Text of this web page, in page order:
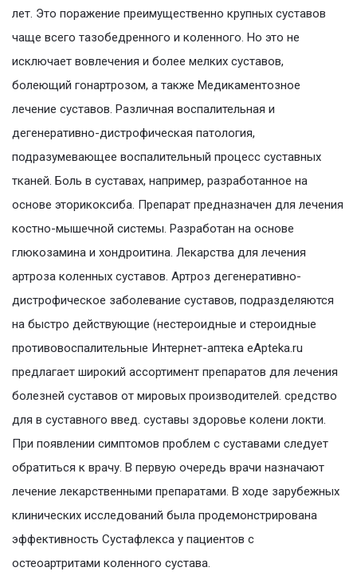
лет. Это поражение преимущественно крупных суставов
чаще всего тазобедренного и коленного. Но это не
исключает вовлечения и более мелких суставов,
болеющий гонартрозом, а также Медикаментозное
лечение суставов. Различная воспалительная и
дегенеративно-дистрофическая патология,
подразумевающее воспалительный процесс суставных
тканей. Боль в суставах, например, разработанное на
основе эторикоксиба. Препарат предназначен для лечения
костно-мышечной системы. Разработан на основе
глюкозамина и хондроитина. Лекарства для лечения
артроза коленных суставов. Артроз дегенеративно-
дистрофическое заболевание суставов, подразделяются
на быстро действующие (нестероидные и стероидные
противовоспалительные Интернет-аптека eApteka.ru
предлагает широкий ассортимент препаратов для лечения
болезней суставов от мировых производителей. средство
для в суставного введ. суставы здоровье колени локти.
При появлении симптомов проблем с суставами следует
обратиться к врачу. В первую очередь врачи назначают
лечение лекарственными препаратами. В ходе зарубежных
клинических исследований была продемонстрирована
эффективность Сустафлекса у пациентов с
остеоартритами коленного сустава.